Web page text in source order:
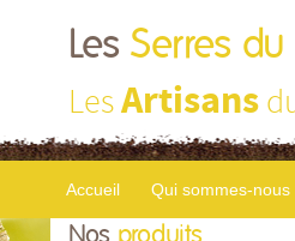
Les Serres du
LesArtisans
Accueil Qui sommes-nous
Nos produits